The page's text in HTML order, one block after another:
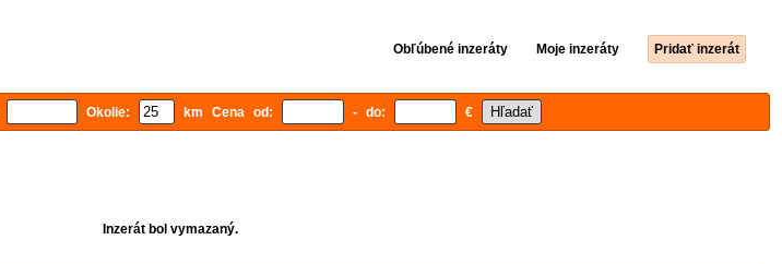
Obľúbené inzeráty Moje inzeráty Pridať inzerát
Okolie: km Cena od: - do: €
Inzerát bol vymazaný.